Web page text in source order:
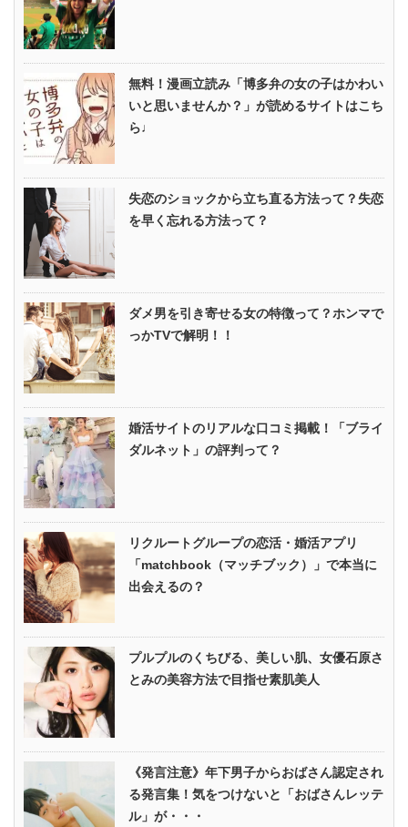
無料！漫画立読み「博多弁の女の子はかわい
いと思いませんか？」が読めるサイトはこち
ら♩
失恋のショックから立ち直る方法って？失恋
を早く忘れる方法って？
ダメ男を引き寄せる女の特徴って？ホンマで
っかTVで解明！！
婚活サイトのリアルな口コミ掲載！「ブライ
ダルネット」の評判って？
リクルートグループの恋活・婚活アプリ
「matchbook（マッチブック）」で本当に
出会えるの？
プルプルのくちびる、美しい肌、女優石原さ
とみの美容方法で目指せ素肌美人
《発言注意》年下男子からおばさん認定され
る発言集！気をつけないと「おばさんレッテ
ル」が・・・